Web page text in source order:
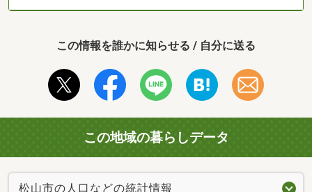
この情報を誰かに知らせる / 自分に送る
この地域の暮らしデータ
松山市の人口などの統計情報